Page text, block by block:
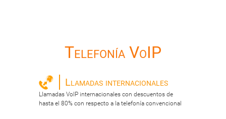
Telefonía VoIP
Llamadas internacionales
Llamadas VoIP internacionales con descuentos de
hasta el 80% con respecto a la telefonía convencional